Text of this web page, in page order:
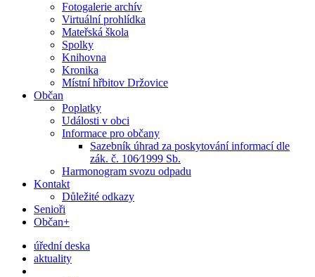
Fotogalerie archív
Virtuální prohlídka
Mateřská škola
Spolky
Knihovna
Kronika
Místní hřbitov Držovice
Občan
Poplatky
Události v obci
Informace pro občany
Sazebník úhrad za poskytování informací dle
zák. č. 106⁄1999 Sb.
Harmonogram svozu odpadu
Kontakt
Důležité odkazy
Senioři
Občan+
úřední deska
aktuality